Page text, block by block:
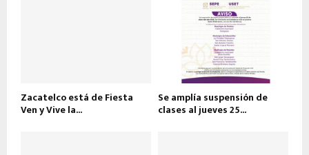
Zacatelco está de Fiesta
Ven y Vive la...
Se amplía suspensión de
clases al jueves 25...